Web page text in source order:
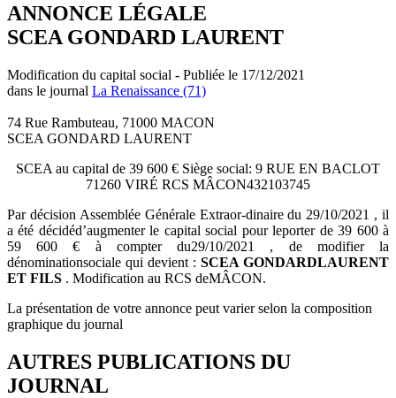
ANNONCE LÉGALE
SCEA GONDARD LAURENT
Modification du capital social - Publiée le 17/12/2021
dans le journal La Renaissance (71)
74 Rue Rambuteau, 71000 MACON
SCEA GONDARD LAURENT
SCEA au capital de 39 600 € Siège social: 9 RUE EN BACLOT
71260 VIRÉ RCS MÂCON432103745
Par décision Assemblée Générale Extraor-dinaire du 29/10/2021 , il
a été décidéd’augmenter le capital social pour leporter de 39 600 à
59 600 € à compter du29/10/2021 , de modifier la
dénominationsociale qui devient : SCEA GONDARDLAURENT
ET FILS . Modification au RCS deMÂCON.
La présentation de votre annonce peut varier selon la composition
graphique du journal
AUTRES PUBLICATIONS DU
JOURNAL